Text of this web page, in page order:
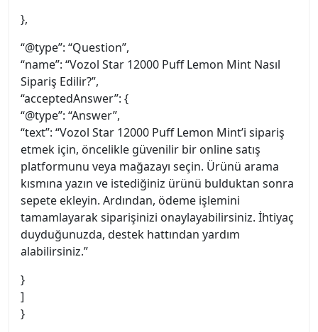
},
“@type”: “Question”,
“name”: “Vozol Star 12000 Puff Lemon Mint Nasıl
Sipariş Edilir?”,
“acceptedAnswer”: {
“@type”: “Answer”,
“text”: “Vozol Star 12000 Puff Lemon Mint’i sipariş
etmek için, öncelikle güvenilir bir online satış
platformunu veya mağazayı seçin. Ürünü arama
kısmına yazın ve istediğiniz ürünü bulduktan sonra
sepete ekleyin. Ardından, ödeme işlemini
tamamlayarak siparişinizi onaylayabilirsiniz. İhtiyaç
duyduğunuzda, destek hattından yardım
alabilirsiniz.”
}
]
}